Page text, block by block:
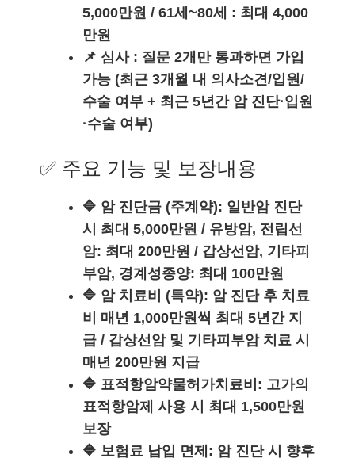
5,000만원 / 61세~80세 : 최대 4,000
만원
📌 심사 : 질문 2개만 통과하면 가입
가능 (최근 3개월 내 의사소견/입원/
수술 여부 + 최근 5년간 암 진단·입원
·수술 여부)
✅ 주요 기능 및 보장내용
🔷 암 진단금 (주계약): 일반암 진단
시 최대 5,000만원 / 유방암, 전립선
암: 최대 200만원 / 갑상선암, 기타피
부암, 경계성종양: 최대 100만원
🔷 암 치료비 (특약): 암 진단 후 치료
비 매년 1,000만원씩 최대 5년간 지
급 / 갑상선암 및 기타피부암 치료 시
매년 200만원 지급
🔷 표적항암약물허가치료비: 고가의
표적항암제 사용 시 최대 1,500만원
보장
🔷 보험료 납입 면제: 암 진단 시 향후